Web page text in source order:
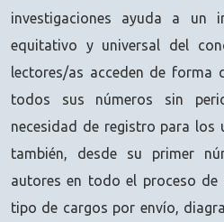
investigaciones ayuda a un
equitativo y universal del
lectores/as acceden de forma
todos sus números sin
necesidad de registro para los
también, desde su primer
autores en todo el proceso de
tipo de cargos por envío,